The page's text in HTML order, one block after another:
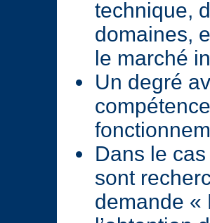
technique,
domaines,
le marché
Un degré
Dans le
sont
demande «